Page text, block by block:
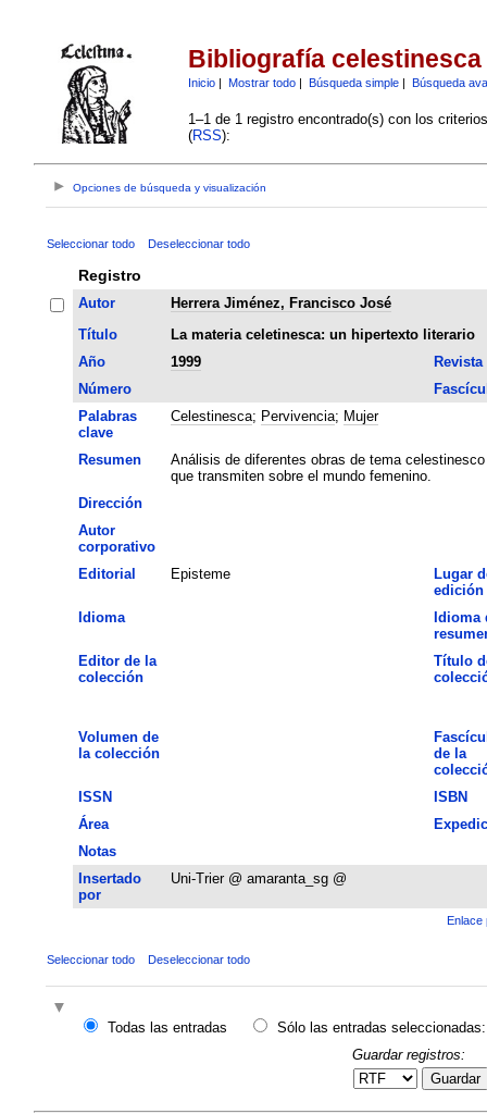
Bibliografía celestinesca
Inicio| Mostrar todo| Búsqueda simple| Búsqueda
1–1 de 1 registro encontrado(s) con los
(RSS):
Opciones de búsqueda y visualización
Seleccionar todo Deseleccionar todo
Registro
Autor
Herrera Jiménez, Francisco José
Título
La materia celetinesca: un hipertexto literario
Año
1999
Revista
Número
Palabras
clave
Celestinesca; Pervivencia; Mujer
Resumen
Análisis de diferentes obras de tema
que transmiten sobre el mundo femenino.
Dirección
Autor
corporativo
Editorial
Episteme
Lugar
edición
Idioma
Idioma
Editor de la
colección
Título
Volumen de
la colección
de la
ISSN
ISBN
Área
Notas
Insertado
por
Uni-Trier @ amaranta_sg @
Enlace
Seleccionar todo Deseleccionar todo
Todas las entradas
Sólo las entradas seleccionadas:
Guardar registros:
Guardar